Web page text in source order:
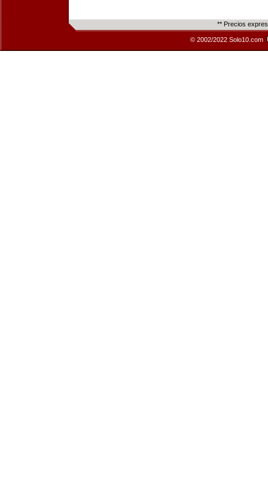
** Precios
© 2002/2022 Solo10.com